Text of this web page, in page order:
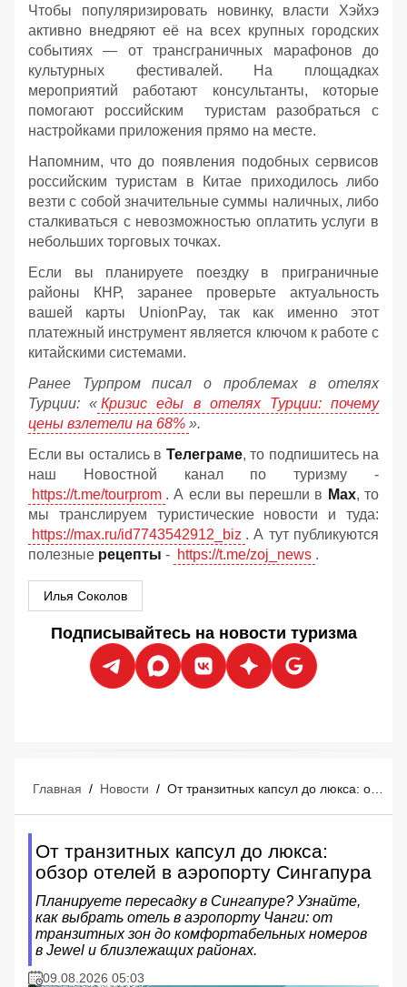
Чтобы популяризировать новинку, власти Хэйхэ
активно внедряют её на всех крупных городских
событиях — от трансграничных марафонов до
культурных фестивалей. На площадках
мероприятий работают консультанты, которые
помогают российским туристам разобраться с
настройками приложения прямо на месте.
Напомним, что до появления подобных сервисов
российским туристам в Китае приходилось либо
везти с собой значительные суммы наличных, либо
сталкиваться с невозможностью оплатить услуги в
небольших торговых точках.
Если вы планируете поездку в приграничные
районы КНР, заранее проверьте актуальность
вашей карты UnionPay, так как именно этот
платежный инструмент является ключом к работе с
китайскими системами.
Ранее Турпром писал о проблемах в отелях
Турции: « Кризис еды в отелях Турции: почему
цены взлетели на 68% ».
Если вы остались в Телеграме, то подпишитесь на
наш Новостной канал по туризму -
https://t.me/tourprom . А если вы перешли в Мах, то
мы транслируем туристические новости и туда:
https://max.ru/id7743542912_biz . А тут публикуются
полезные рецепты - https://t.me/zoj_news .
Илья Соколов
Подписывайтесь на новости туризма
Главная / Новости / От транзитных капсул до люкса: обзор отелей в аэропорту Сингапура
От транзитных капсул до люкса:
обзор отелей в аэропорту Сингапура
Планируете пересадку в Сингапуре? Узнайте,
как выбрать отель в аэропорту Чанги: от
транзитных зон до комфортабельных номеров
в Jewel и близлежащих районах.
09.08.2026 05:03